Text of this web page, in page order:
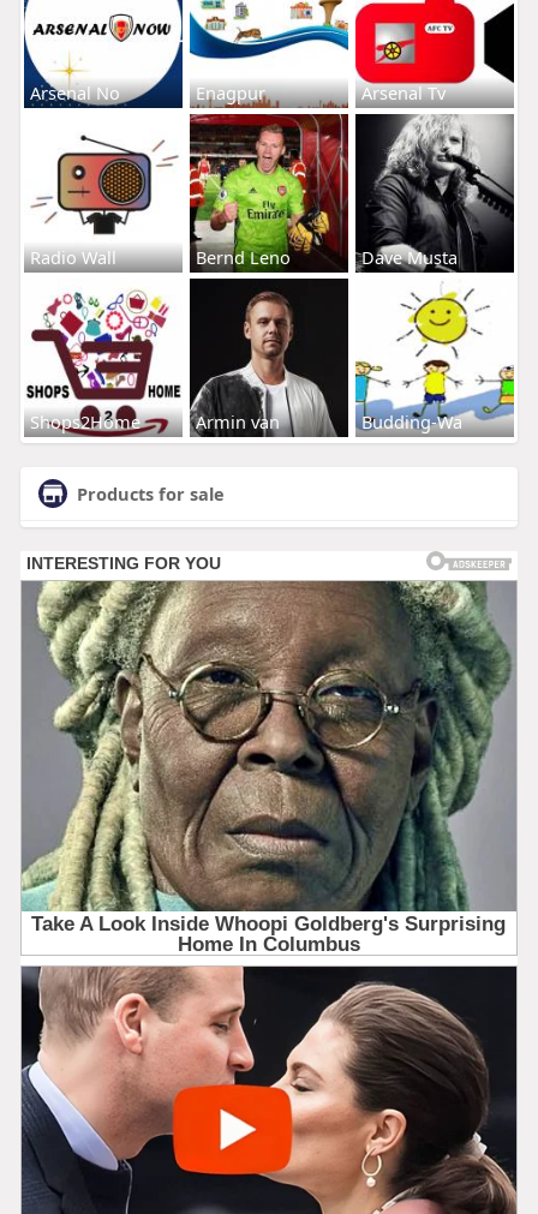
Arsenal No Enagpur Arsenal Tv
Radio Wall Bernd Leno Dave Musta
Shops2Home Armin van Budding-Wa
Products for sale